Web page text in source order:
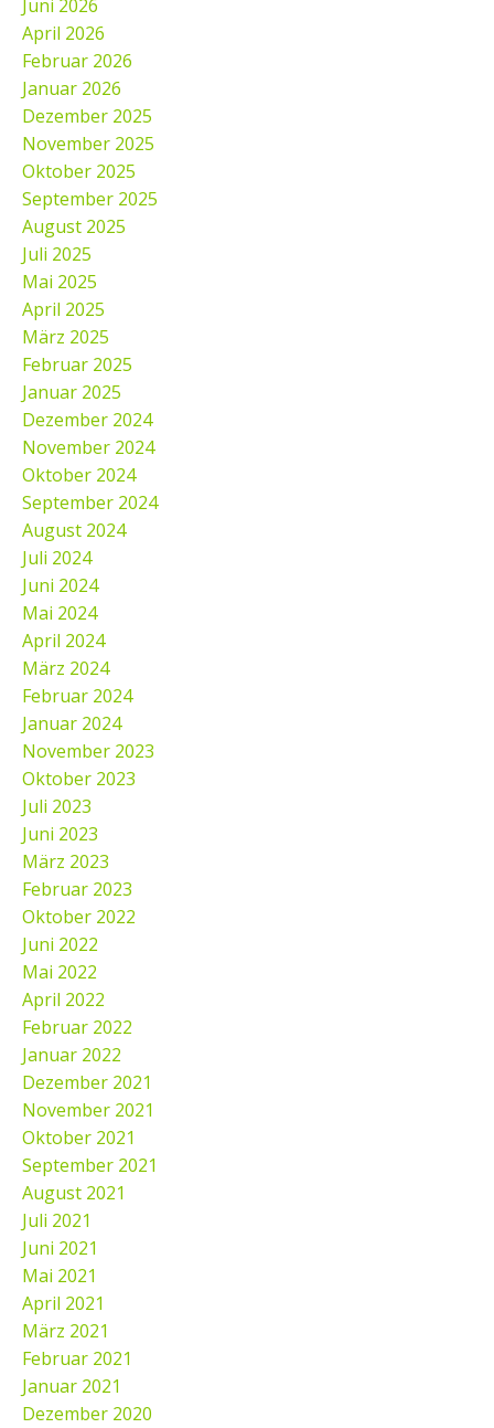
Juni 2026
April 2026
Februar 2026
Januar 2026
Dezember 2025
November 2025
Oktober 2025
September 2025
August 2025
Juli 2025
Mai 2025
April 2025
März 2025
Februar 2025
Januar 2025
Dezember 2024
November 2024
Oktober 2024
September 2024
August 2024
Juli 2024
Juni 2024
Mai 2024
April 2024
März 2024
Februar 2024
Januar 2024
November 2023
Oktober 2023
Juli 2023
Juni 2023
März 2023
Februar 2023
Oktober 2022
Juni 2022
Mai 2022
April 2022
Februar 2022
Januar 2022
Dezember 2021
November 2021
Oktober 2021
September 2021
August 2021
Juli 2021
Juni 2021
Mai 2021
April 2021
März 2021
Februar 2021
Januar 2021
Dezember 2020